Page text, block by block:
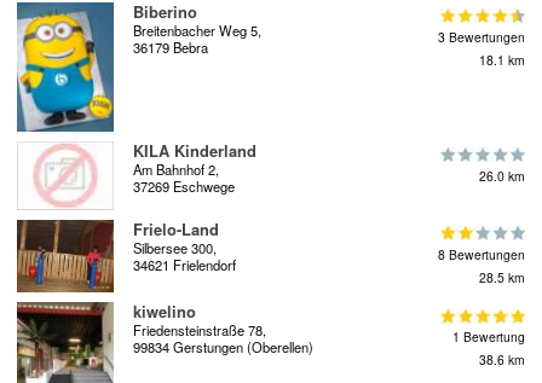
Biberino
Breitenbacher Weg 5,
36179 Bebra
3 Bewertungen
18.1 km
KILA Kinderland
Am Bahnhof 2,
37269 Eschwege
26.0 km
Frielo-Land
Silbersee 300,
34621 Frielendorf
8 Bewertungen
28.5 km
kiwelino
Friedensteinstraße 78,
99834 Gerstungen (Oberellen)
1 Bewertung
38.6 km